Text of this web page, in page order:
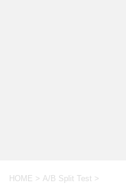
HOME > A/B Split Test >